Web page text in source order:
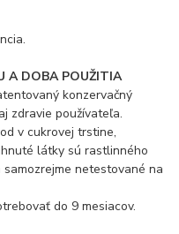
A DOBA POUŽITIA
konzervačný
zdravie používateľa.
v cukrovej trstine,
látky sú rastlinného
netestované na
do 9 mesiacov.